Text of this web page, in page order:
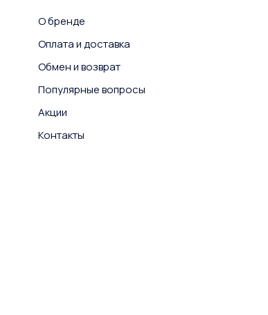
О бренде
Оплата и доставка
Обмен и возврат
Популярные вопросы
Акции
Контакты